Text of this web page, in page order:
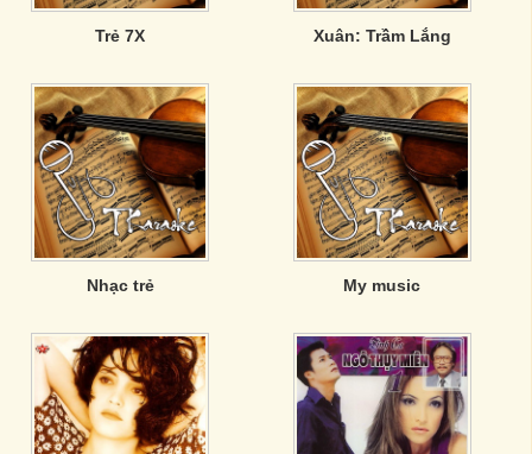
Trẻ 7X Xuân: Trầm Lắng
Nhạc trẻ My music